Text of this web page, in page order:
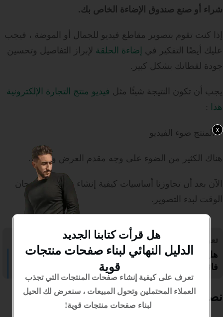
شراء أو صنع صندوق الإضاءة الخاص بك.
إذا كنت تقوم بتصوير مقاطع فيديو للجمال أو الموضة ، فيجب
عليك أيضًا التفكير في إضاءة الحلقة لإبراز التفاصيل وتحسين
جودة لقطاتك بشكل كبير.
يجب أن تكون النتيجة شيئًا مثل فيديو منتج التجارة الإلكترونية
هذا
:
هناك الكثير من الضوء على وجه مقدم العرض والمنتج.
الآن بعد أن تجاوزنا أساسيات كيفية إنشاء فيديو منتج ، حان
الوقت لبدء التصوير.
تعرف على المزيد:
هل تقوم بالبحث عن المنتج الرابح لدروبشيبينغ؟ (11 منتج
فائز)
نصائح فيديو المنتج للتنفيذ على الفور
هل قرأت كتابنا الجديد
الدليل النهائي لبناء صفحات منتجات
قوية
تعرف على كيفية إنشاء صفحات المنتجات التي تجذب
العملاء المحتملين وتحول المبيعات ، سنعرض لك الحيل
لبناء صفحات منتجات قوية!
x